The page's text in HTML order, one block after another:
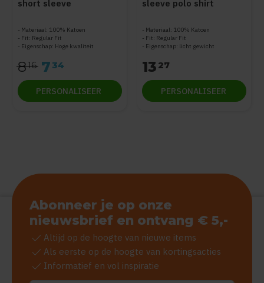
short sleeve
Materiaal: 100% Katoen
Fit: Regular Fit
Eigenschap: Hoge kwaliteit
816 7 34
PERSONALISEER
sleeve polo shirt
Materiaal: 100% Katoen
Fit: Regular Fit
Eigenschap: licht gewicht
13 27
PERSONALISEER
Abonneer je op onze
nieuwsbrief en ontvang € 5,-
check Altijd op de hoogte van nieuwe items
check Als eerste op de hoogte van kortingsacties
check Informatief en vol inspiratie